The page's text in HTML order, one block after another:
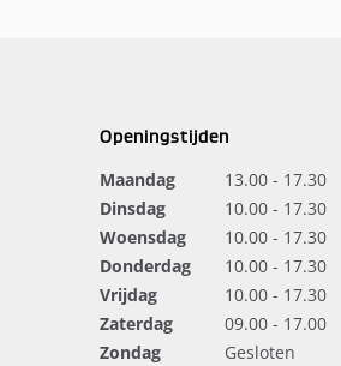
Openingstijden
Maandag
13.00 - 17.30
Dinsdag
10.00 - 17.30
Woensdag
10.00 - 17.30
Donderdag
10.00 - 17.30
Vrijdag
10.00 - 17.30
Zaterdag
09.00 - 17.00
Zondag
Gesloten